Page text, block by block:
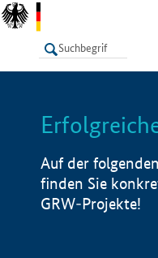
LISTE
Auf der
finden Sie
GRW-Projekte!